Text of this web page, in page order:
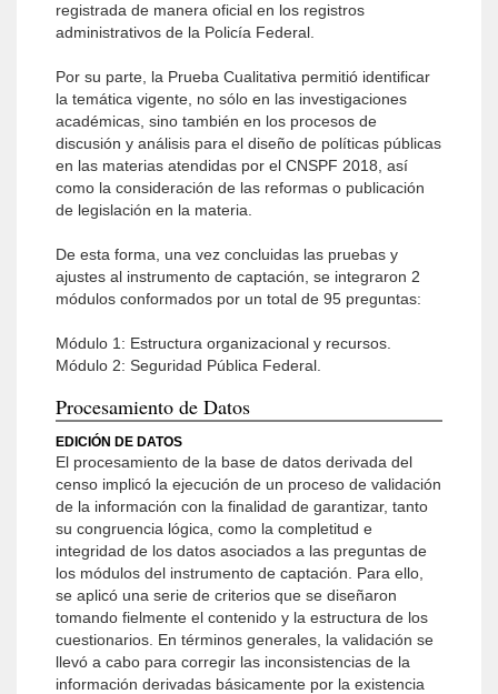
registrada de manera oficial en los registros
administrativos de la Policía Federal.
Por su parte, la Prueba Cualitativa permitió identificar
la temática vigente, no sólo en las investigaciones
académicas, sino también en los procesos de
discusión y análisis para el diseño de políticas públicas
en las materias atendidas por el CNSPF 2018, así
como la consideración de las reformas o publicación
de legislación en la materia.
De esta forma, una vez concluidas las pruebas y
ajustes al instrumento de captación, se integraron 2
módulos conformados por un total de 95 preguntas:
Módulo 1: Estructura organizacional y recursos.
Módulo 2: Seguridad Pública Federal.
Procesamiento de Datos
EDICIÓN DE DATOS
El procesamiento de la base de datos derivada del
censo implicó la ejecución de un proceso de validación
de la información con la finalidad de garantizar, tanto
su congruencia lógica, como la completitud e
integridad de los datos asociados a las preguntas de
los módulos del instrumento de captación. Para ello,
se aplicó una serie de criterios que se diseñaron
tomando fielmente el contenido y la estructura de los
cuestionarios. En términos generales, la validación se
llevó a cabo para corregir las inconsistencias de la
información derivadas básicamente por la existencia